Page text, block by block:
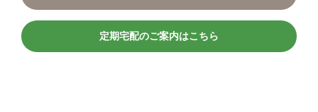
定期宅配のご案内はこちら